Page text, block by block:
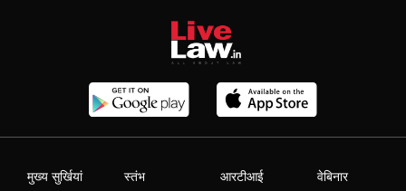
मुख्य सुर्खियां स्तंभ आरटीआई वेबिनार